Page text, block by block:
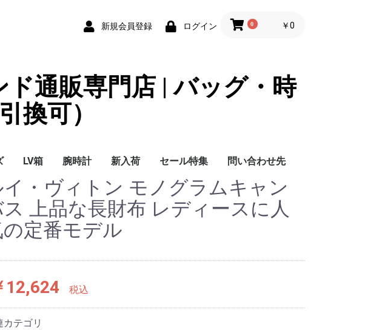
新規会員登録 ログイン 0 ￥0
通販専門店 | バッグ・時
換可）
ス/女性用
性用
LV箱 腕時計
Omega
Rolex
Cartier
Chanel
新入荷 セール特集 問い合わせ先
問い合わせ先
イ・ヴィトン モノグラムキャン
上品な長財布 レディースに人
定番モデル
12,624 税込
カテゴリ